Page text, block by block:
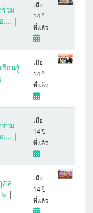
วม
.... |
เมื่อ
14 ปี
ที่แล้ว
รียนรู้
เมื่อ
14 ปี
ที่แล้ว
วม
.... |
เมื่อ
14 ปี
ที่แล้ว
ศล
|
เมื่อ
14 ปี
ที่แล้ว